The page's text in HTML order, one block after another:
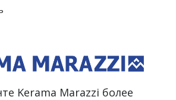
Kerama Marazzi более